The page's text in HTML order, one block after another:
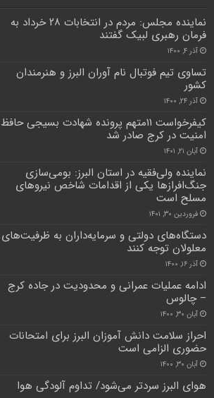
نماینده مجلس: مردم در انتخابات ۲۸ خرداد به
فرمان رهبری لبیک گفتند
آذر ۴, ۱۴۰۰
تساوی تیم فوتبال نام آوران البرز و هنرمندان
کشور
آذر ۲۴, ۱۴۰۰
کیفرخواست ۱۱متهم پرونده شهادت بسیجی حافظ
امنیت در کرج صادر شد
آبان ۲۱, ۱۴۰۱
نماینده ولی‌فقیه در استان البرز: بومی‌سازی
جنگ‌افرازها یکی از اقدامات شاخص نیروهای
مسلح است
فروردین ۳۰, ۱۴۰۱
دستگاه‌های دولتی و سرمایه‌داران به ظرفیت‌های
معلولان توجه کنند
آذر ۱۶, ۱۴۰۰
ادامه عملیات عمرانی و محدودیت در جاده کرج
– چالوس
آبان ۳۰, ۱۴۰۰
احراز سلامت دانش آموزان البرز برای امتحانات
حضوری الزامی است
آبان ۳۰, ۱۴۰۰
هوای البرز سردتر می‌شود/ تداوم آلودگی هوا